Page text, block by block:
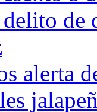
de
alerta